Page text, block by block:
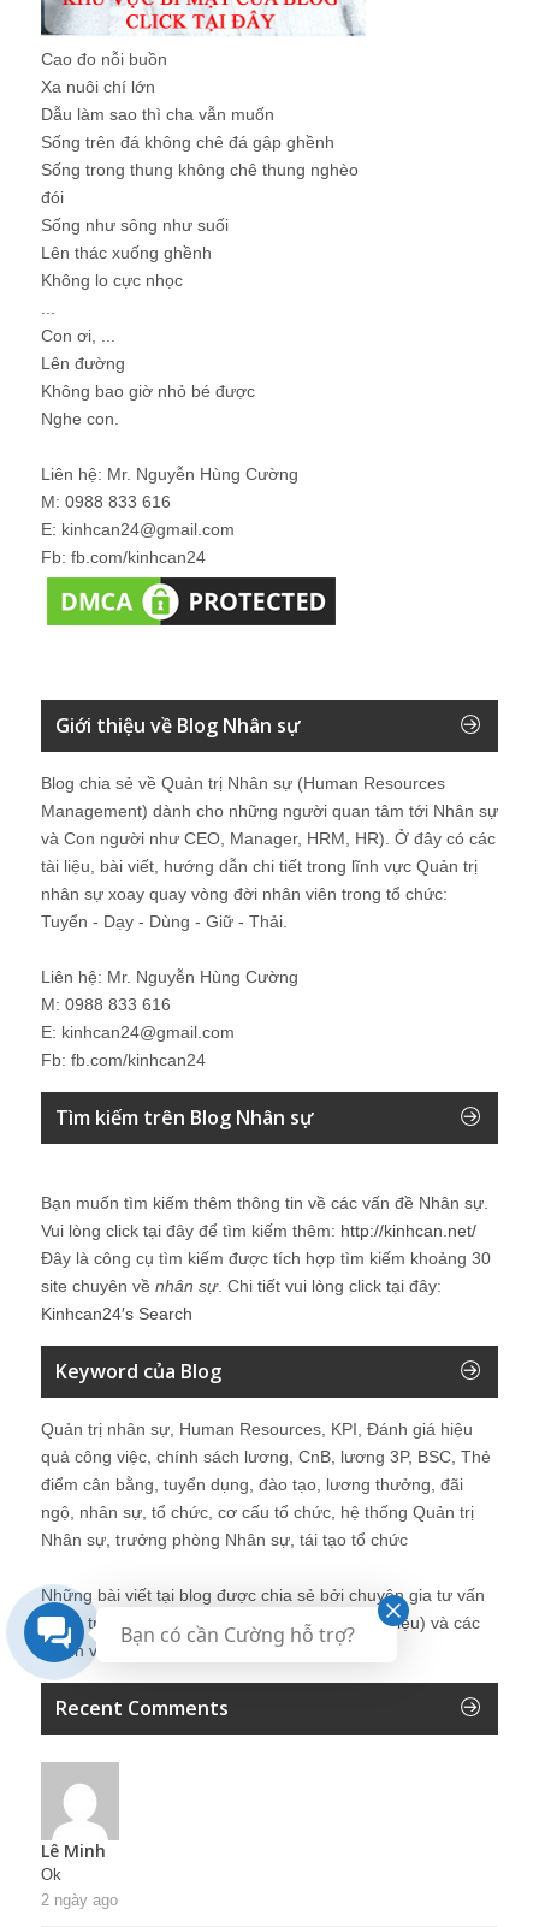
Cao đo nỗi buồn
Xa nuôi chí lớn
Dẫu làm sao thì cha vẫn muốn
Sống trên đá không chê đá gập ghềnh
Sống trong thung không chê thung nghèo
đói
Sống như sông như suối
Lên thác xuống ghềnh
Không lo cực nhọc
Con ơi, ...
Lên đường
Không bao giờ nhỏ bé được
Nghe con.
Liên hệ: Mr. Nguyễn Hùng Cường
M: 0988 833 616
E: kinhcan24@gmail.com
Fb: fb.com/kinhcan24
Giới thiệu về Blog Nhân sự
Blog chia sẻ về Quản trị Nhân sự (Human Resources
Management) dành cho những người quan tâm tới Nhân sự
và Con người như CEO, Manager, HRM, HR). Ở đây có các
tài liệu, bài viết, hướng dẫn chi tiết trong lĩnh vực Quản trị
nhân sự xoay quay vòng đời nhân viên trong tổ chức:
Tuyển - Dạy - Dùng - Giữ - Thải.
Liên hệ: Mr. Nguyễn Hùng Cường
M: 0988 833 616
E: kinhcan24@gmail.com
Fb: fb.com/kinhcan24
Tìm kiếm trên Blog Nhân sự
Bạn muốn tìm kiếm thêm thông tin về các vấn đề Nhân sự
Vui lòng click tại đây để tìm kiếm thêm: http://kinhcan.net/
Đây là công cụ tìm kiếm được tích hợp tìm kiếm khoảng 30
site chuyên về nhân sự. Chi tiết vui lòng click tại đây:
Kinhcan24′s Search
Keyword của Blog
Quản trị nhân sự, Human Resources, KPI, Đánh giá hiệu
quả công việc, chính sách lương, CnB, lương 3P, BSC, Thẻ
điểm cân bằng, tuyển dụng, đào tạo, lương thưởng, đãi
ngộ, nhân sự, tổ chức, cơ cấu tổ chức, hệ thống Quản trị
Nhân sự, trưởng phòng Nhân sự, tái tạo tổ chức
Những bài viết tại blog được chia sẻ bởi chuyên gia tư vấn
Quản trị Nhân sự Nguyễn Hùng Cường (
giới thiệu) và các
thành viên khác trong cộng đồng Nhân sự.
Recent Comments
Lê Minh
Ok
2 ngày ago
Bạn có cần Cường hỗ trợ?